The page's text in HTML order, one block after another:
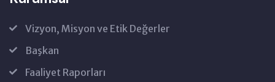
Vizyon, Misyon ve Etik Değerler
Başkan
Faaliyet Raporları